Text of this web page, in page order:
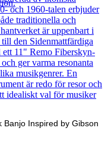
Banjo Inspired by Gibson